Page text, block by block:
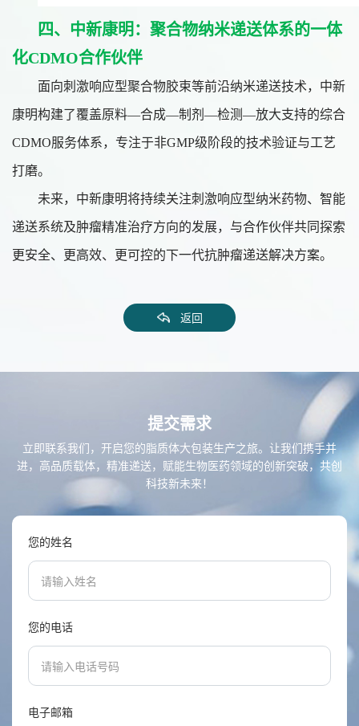
四、中新康明：聚合物纳米递送体系的一体
化CDMO合作伙伴
面向刺激响应型聚合物胶束等前沿纳米递送技术，中新
康明构建了覆盖原料—合成—制剂—检测—放大支持的综合
CDMO服务体系，专注于非GMP级阶段的技术验证与工艺
打磨。
未来，中新康明将持续关注刺激响应型纳米药物、智能
递送系统及肿瘤精准治疗方向的发展，与合作伙伴共同探索
更安全、更高效、更可控的下一代抗肿瘤递送解决方案。
返回
提交需求
立即联系我们，开启您的脂质体大包装生产之旅。让我们携手并
进，高品质载体，精准递送，赋能生物医药领域的创新突破，共创
科技新未来！
您的姓名
您的电话
电子邮箱